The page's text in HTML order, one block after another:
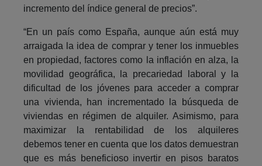
incremento del índice general de precios”.
“En un país como España, aunque aún está muy
arraigada la idea de comprar y tener los inmuebles
en propiedad, factores como la inflación en alza, la
movilidad geográfica, la precariedad laboral y la
dificultad de los jóvenes para acceder a comprar
una vivienda, han incrementado la búsqueda de
viviendas en régimen de alquiler. Asimismo, para
maximizar la rentabilidad de los alquileres
debemos tener en cuenta que los datos demuestran
que es más beneficioso invertir en pisos baratos